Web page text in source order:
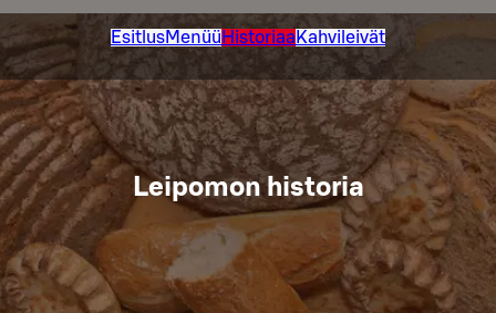
EsitlusMenüü Historiaa Kahvileivät
Leipomon historia